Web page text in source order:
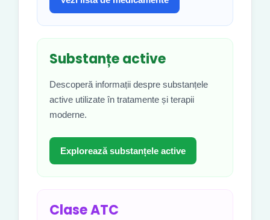
Substanțe active
Descoperă informații despre substanțele
active utilizate în tratamente și terapii
moderne.
Explorează substanțele active
Clase ATC